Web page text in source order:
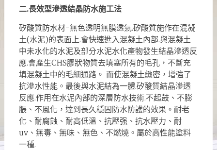
二.長效型滲透結晶防水施工法
矽酸質防水材-無色透明無膜透氣.矽酸質施作在混凝
土(水泥)的表面上.會快速進入混凝土內部.與混凝土
中未水化的水泥及部分水泥水化產物發生結晶滲透反
應.會產生CHS膠狀物質去填塞所有的毛孔，不斷充
填混凝土中的毛細通路。 而使混凝土緻密，增強了
抗滲水性能。最後與水泥結為一體.矽酸質結晶滲透
反應.作用在水泥內部的深層防水技術.不起鼓、不膨
脹、不風化，達到長久穩固防水防護的效果。耐老
化、耐腐蝕、耐高低溫、抗壓强、抗水壓力、耐
uv、無毒、無味、無色、不燃燒。屬於高性能塗料
一種.